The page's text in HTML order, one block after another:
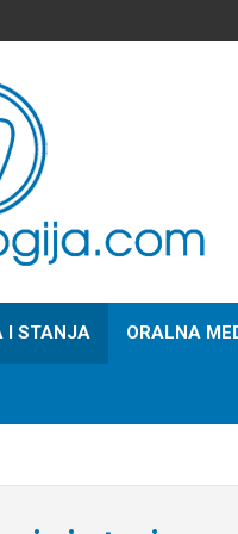
Portal
I STANJA ORALNA